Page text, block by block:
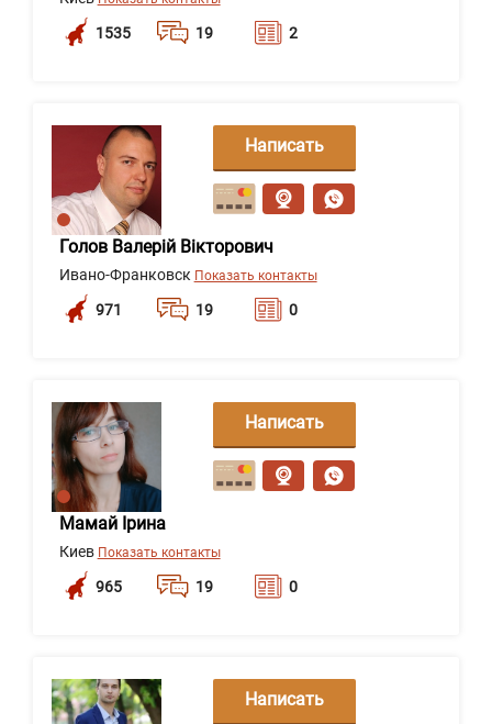
1535 19 2
Голов Валерій Вікторович
Ивано-Франковск Показать контакты
971 19 0
Написать
сообщение
Мамай Ірина
Киев Показать контакты
965 19 0
Написать
сообщение
Написать